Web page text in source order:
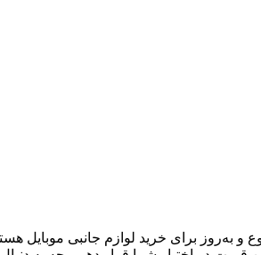
و به‌روز برای خرید لوازم جانبی موبایل